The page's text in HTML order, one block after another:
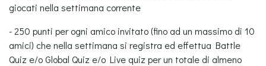
giocati nella settimana corrente
- 250 punti per ogni amico invitato (fino ad un massimo di 10
amici) che nella settimana si registra ed effettua Battle
Quiz e/o Global Quiz e/o Live quiz per un totale di almeno